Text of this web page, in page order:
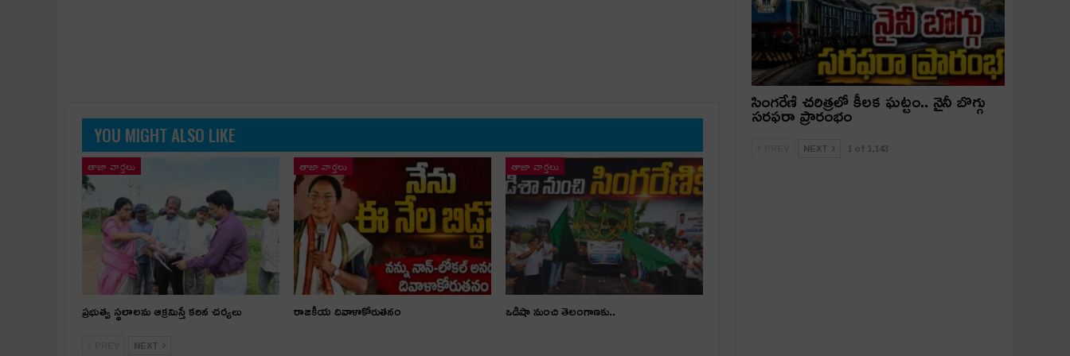
YOU MIGHT ALSO LIKE
తాజా వార్తలు
ప్రభుత్వ స్థలాలను ఆక్రమిస్తే కఠిన చర్యలు
తాజా వార్తలు
రాజకీయ దివాళాకోరుతనం
తాజా వార్తలు
ఒడిషా నుంచి తెలంగాణ‌కు..
NEXT
సింగరేణి చరిత్రలో కీలక ఘట్టం.. నైనీ బొగ్గు
సరఫరా ప్రారంభం
NEXT 1 of 1,143